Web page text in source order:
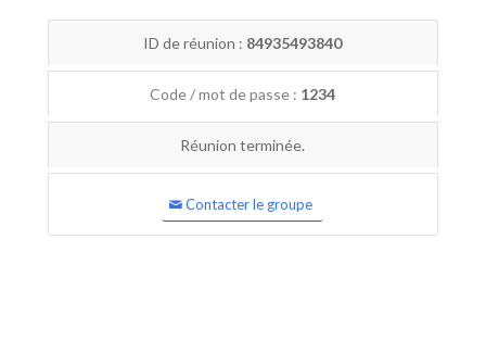
ID de réunion : 84935493840
Code / mot de passe : 1234
Réunion terminée.
Contacter le groupe